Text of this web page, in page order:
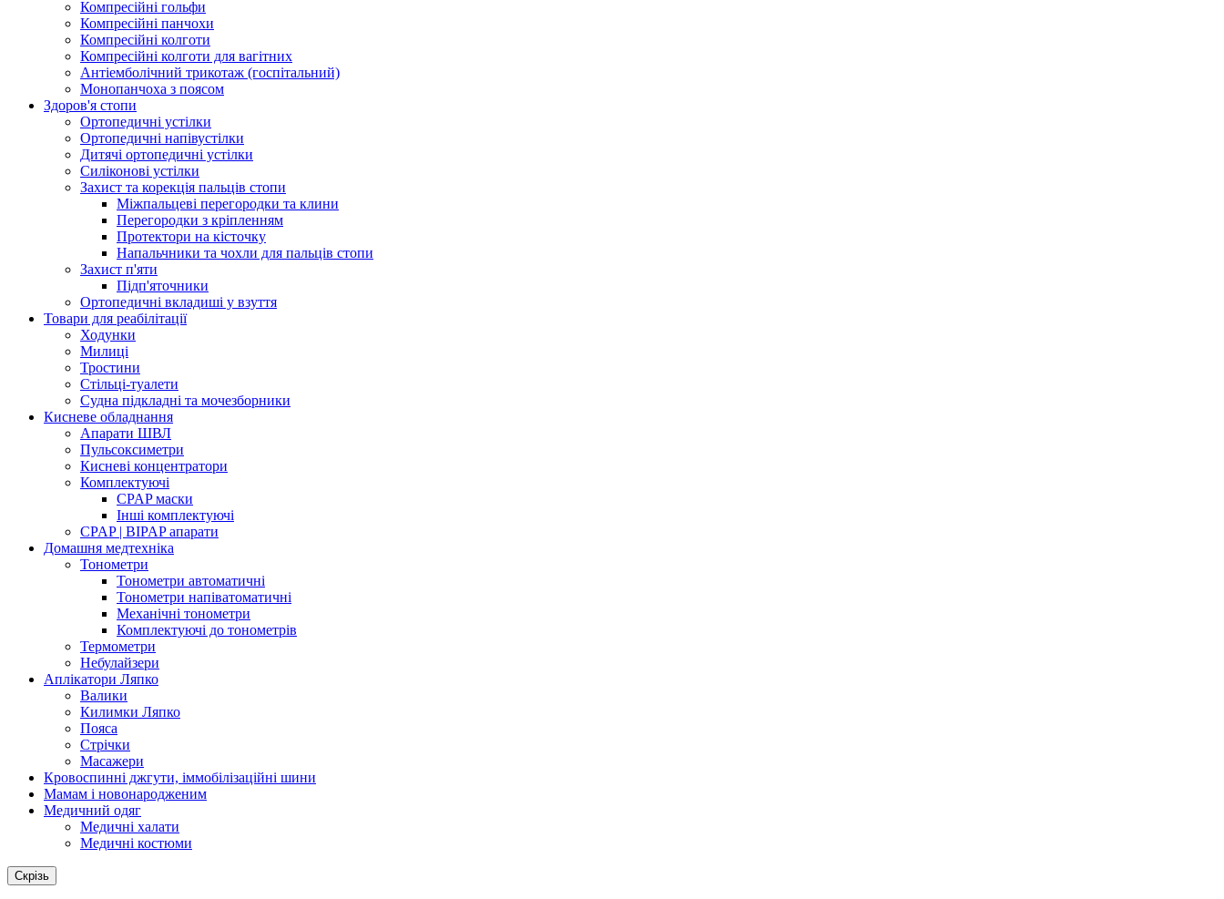
Компресійні гольфи
Компресійні панчохи
Компресійні колготи
Компресійні колготи для вагітних
Антіемболічний трикотаж (госпітальний)
Монопанчоха з поясом
Здоров'я стопи
Ортопедичні устілки
Ортопедичні напівустілки
Дитячі ортопедичні устілки
Силіконові устілки
Захист та корекція пальців стопи
Міжпальцеві перегородки та клини
Перегородки з кріпленням
Протектори на кісточку
Напальчники та чохли для пальців стопи
Захист п'яти
Підп'яточники
Ортопедичні вкладиші у взуття
Товари для реабілітації
Ходунки
Милиці
Тростини
Стільці-туалети
Судна підкладні та мочезборники
Кисневе обладнання
Апарати ШВЛ
Пульсоксиметри
Кисневі концентратори
Комплектуючі
CPAP маски
Інші комплектуючі
CPAP | BIPAP апарати
Домашня медтехніка
Тонометри
Тонометри автоматичні
Тонометри напіватоматичні
Механічні тонометри
Комплектуючі до тонометрів
Термометри
Небулайзери
Аплікатори Ляпко
Валики
Килимки Ляпко
Пояса
Стрічки
Масажери
Кровоспинні джгути, іммобілізаційні шини
Мамам і новонародженим
Медичний одяг
Медичні халати
Медичні костюми
Скрізь